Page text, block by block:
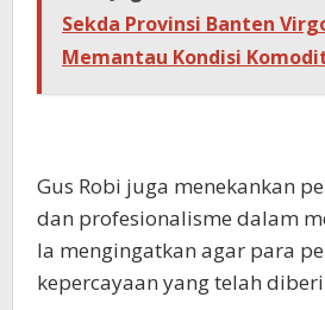
Sekda Provinsi Banten
Memantau Kondisi
Gus Robi juga menekankan
dan profesionalisme dalam
Ia mengingatkan agar para
kepercayaan yang telah